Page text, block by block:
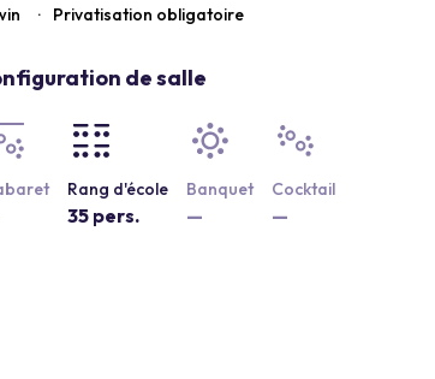
· Privatisation obligatoire
de salle
Rang d'école
35 pers.
Banquet
—
Cocktail
—